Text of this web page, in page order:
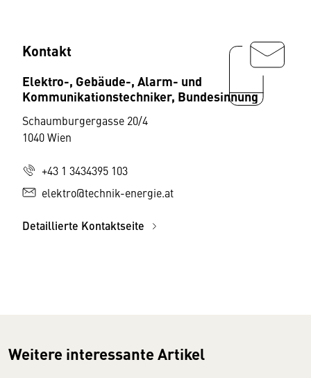
Kontakt
Elektro-, Gebäude-, Alarm- und
Kommunikationstechniker, Bundesinnung
Schaumburgergasse 20/4
1040 Wien
+43 1 3434395 103
elektro@technik-energie.at
Detaillierte Kontaktseite
Weitere interessante Artikel